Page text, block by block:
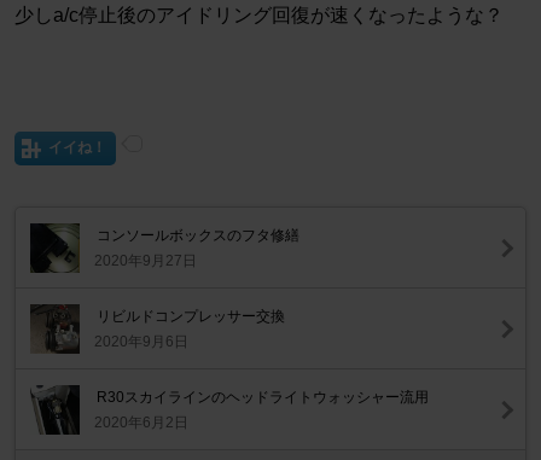
少しa/c停止後のアイドリング回復が速くなったような？
イイね！
コンソールボックスのフタ修繕
2020年9月27日
リビルドコンプレッサー交換
2020年9月6日
R30スカイラインのヘッドライトウォッシャー流用
2020年6月2日